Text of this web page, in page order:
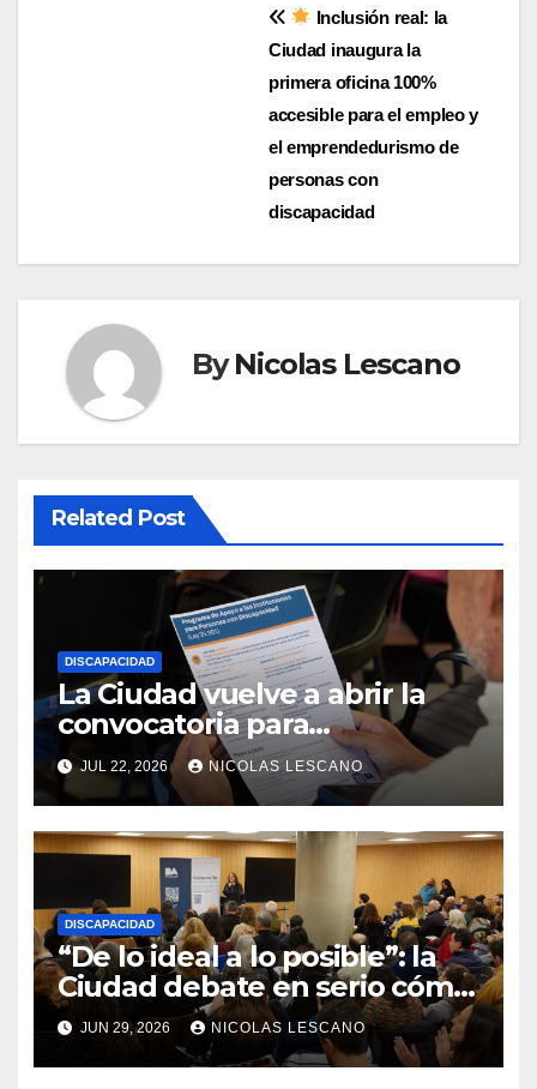
Inclusión real: la
Ciudad inaugura la
primera oficina 100%
accesible para el empleo y
el emprendedurismo de
personas con
discapacidad
ByNicolas Lescano
Related Post
DISCAPACIDAD
La Ciudad vuelve a abrir la
convocatoria para
instituciones que trabajan
con personas con
discapacidad
JUL 22, 2026 NICOLAS LESCANO
DISCAPACIDAD
“De lo ideal a lo posible”: la
Ciudad debate en serio cómo
garantizar vida
independiente para personas
con discapacidad
JUN 29, 2026 NICOLAS LESCANO